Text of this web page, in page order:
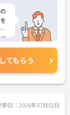
てもらう
新日：2026年07月02日